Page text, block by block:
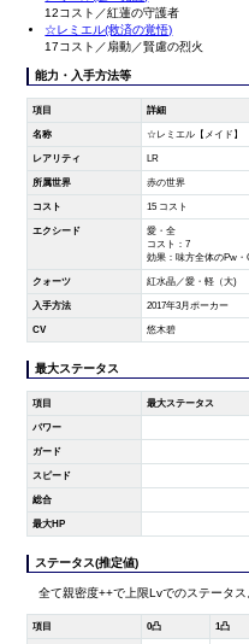
12コスト／紅蓮の守護者
☆レミエル(救済の覚悟)
17コスト／扇動／賢慮の烈火
能力・入手方法等
項目 詳細
名称 ☆レミエル【メイド】
レアリティ LR
所属世界 赤の世界
コスト 15 コスト
エクシード
愛・全
コスト：7
効果：味方全体のPw・
クォーツ 紅水晶／愛・軽（大)
入手方法 2017年3月ポーカー
CV 悠木碧
最大ステータス
項目 最大ステータス
パワー
ガード
スピード
総合
最大HP
ステータス(推定値)
全て親密度++で上限Lvでのステータス
項目 0凸 1凸